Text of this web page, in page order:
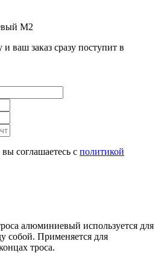
М2
ваш заказ сразу поступит в
соглашаетесь с политикой
алюминиевый используется для
собой. Применяется для
троса.